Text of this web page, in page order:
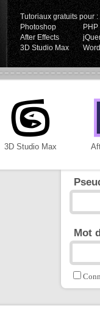
Tutoriaux gratuits pour :
Photoshop
PHP
After Effects
3D Studio Max
3D Studio Max
Mot